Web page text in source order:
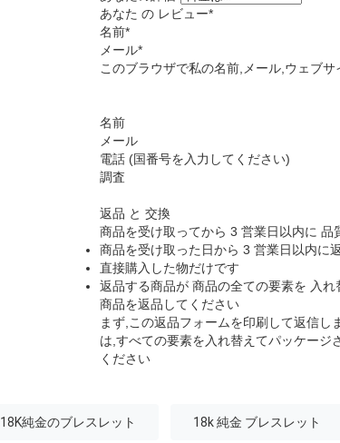
あなた の レビュー*
名前*
メール*
このブラウザで私の名前,メール,ウェブサ
名前
メール
電話 (国番号を入力してください)
調査
返品 と 交換
商品を受け取ってから 3 営業日以内に
商品を受け取った日から 3 営業日以内に
直接購入した物だけです
返品する商品が 商品の全ての要素を 入
商品を返品してください
まず,この返品フォームを印刷して返信
は,すべての要素を入れ替えてパッケージ
ください
18K純金のブレスレット 18k 純金 ブレスレット